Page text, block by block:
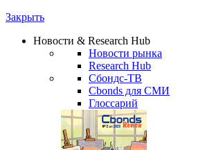
Закрыть
Новости & Research Hub
Новости рынка
Research Hub
Сбондс-ТВ
Cbonds для СМИ
Глоссарий